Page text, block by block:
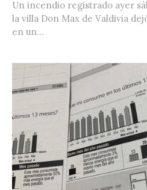
Un incendio registrado ayer
la villa Don Max de Valdivia
en un...